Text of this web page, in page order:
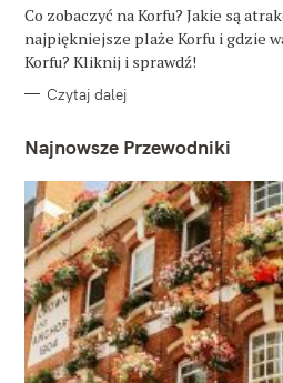
O
R
I
Co zobaczyć na Korfu? Jakie są
najpiękniejsze plaże Korfu i gdzie
Korfu? Kliknij i sprawdź!
Czytaj dalej
Najnowsze Przewodniki